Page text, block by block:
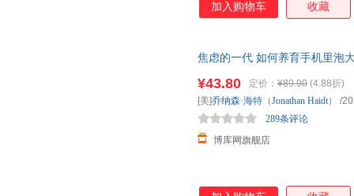
加入购物车 收藏
焦虑的一代 如何养育手机里泡
¥43.80 定价： ¥89.90 (4.88折)
博库网旗舰店
289条评论
[美]乔纳森·海特 （Jonathan Haidt） /